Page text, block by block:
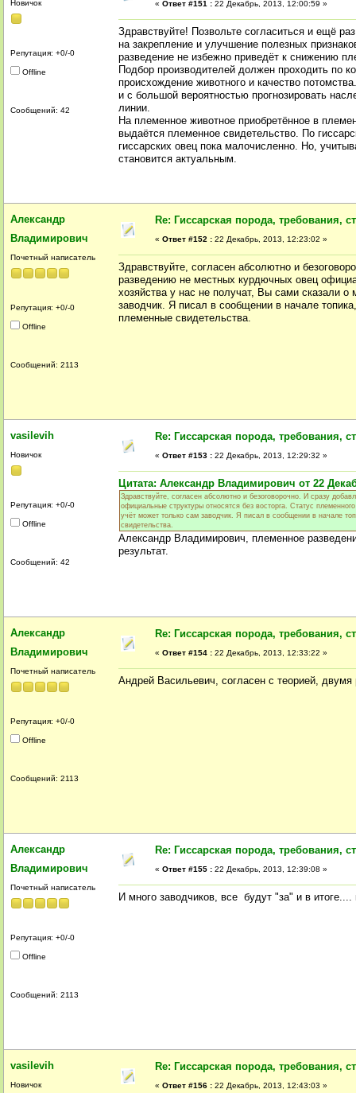
Новичок
Репутация: +0/-0
Offline
Сообщений: 42
« Ответ #151 : 22 Декабрь, 2013, 12:00:59 »
Здравствуйте! Позвольте согласиться и ещё
на закрепление и улучшение полезных
разведение не избежно приведёт к снижению
Подбор производителей должен проходить по
происхождение животного и качество
и с большой вероятностью прогнозировать
линии.
На племенное животное приобретённое в
выдаётся племенное свидетельство. По
гиссарских овец пока малочисленно. Но,
становится актуальным.
Александр
Владимирович
Почетный написатель
Репутация: +0/-0
Offline
Сообщений: 2113
Re: Гиссарская порода, требования,
« Ответ #152 : 22 Декабрь, 2013, 12:23:02 »
Здравствуйте, согласен абсолютно и
разведению не местных курдючных овец
хозяйства у нас не получат, Вы сами сказали
заводчик. Я писал в сообщении в начале
племенные свидетельства.
vasilevih
Новичок
Репутация: +0/-0
Offline
Сообщений: 42
Re: Гиссарская порода, требования,
« Ответ #153 : 22 Декабрь, 2013, 12:29:32 »
Цитата: Александр Владимирович от 22
Здравствуйте, согласен абсолютно и безоговорочно. И сразу
официальные структуры относятся без восторга. Статус
учёт может только сам заводчик. Я писал в сообщении в начале
свидетельства.
Александр Владимирович, племенное
результат.
Александр
Владимирович
Почетный написатель
Репутация: +0/-0
Offline
Сообщений: 2113
Re: Гиссарская порода, требования,
« Ответ #154 : 22 Декабрь, 2013, 12:33:22 »
Андрей Васильевич, согласен с теорией, двумя
Александр
Владимирович
Почетный написатель
Репутация: +0/-0
Offline
Сообщений: 2113
Re: Гиссарская порода, требования,
« Ответ #155 : 22 Декабрь, 2013, 12:39:08 »
И много заводчиков, все будут "за" и в
vasilevih
Новичок
Re: Гиссарская порода, требования,
« Ответ #156 : 22 Декабрь, 2013, 12:43:03 »